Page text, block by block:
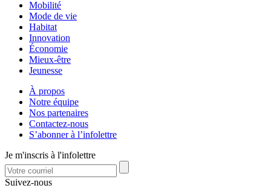
Mobilité
Mode de vie
Habitat
Innovation
Économie
Mieux-être
Jeunesse
À propos
Notre équipe
Nos partenaires
Contactez-nous
S’abonner à l’infolettre
Je m'inscris à l'infolettre
Suivez-nous